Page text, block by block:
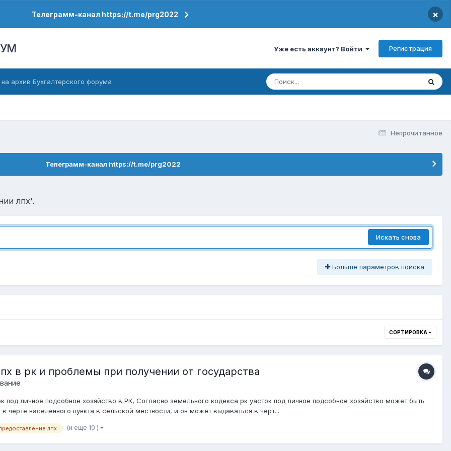
Телеграмм-канал https://t.me/prg2022 ×
Уже есть аккаунт? Войти Регистрация
архив Бухгалтерского форума
Непрочитанное
Телеграмм-канал https://t.me/prg2022
лпх'.
Искать снова
Больше параметров поиска
СОРТИРОВКА
в рк и проблемы при получении от государства
под личное подсобное хозяйство в РК, Согласно земельного кодекса рк уасток под личное подсобное хозяйство может быть
населенного пункта в сельской местности, и он может выдаваться в черт...
лпх (и еще 10 )